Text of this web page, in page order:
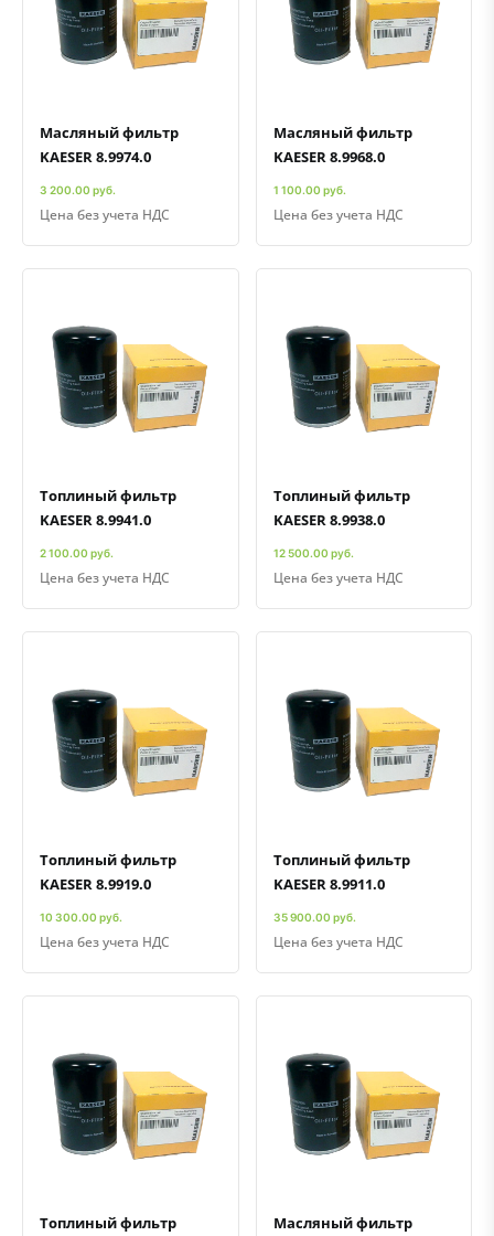
Быстрый просмотрДобавить к сравнению
Добавить в избранное
Масляный фильтр
KAESER 8.9974.0
3 200.00 руб.
Цена без учета НДС
Быстрый просмотрДобавить к сравнению
Добавить в избранное
Масляный фильтр
KAESER 8.9968.0
1 100.00 руб.
Цена без учета НДС
Быстрый просмотрДобавить к сравнению
Добавить в избранное
Топлиный фильтр
KAESER 8.9941.0
2 100.00 руб.
Цена без учета НДС
Быстрый просмотрДобавить к сравнению
Добавить в избранное
Топлиный фильтр
KAESER 8.9938.0
12 500.00 руб.
Цена без учета НДС
Быстрый просмотрДобавить к сравнению
Добавить в избранное
Топлиный фильтр
KAESER 8.9919.0
10 300.00 руб.
Цена без учета НДС
Быстрый просмотрДобавить к сравнению
Добавить в избранное
Топлиный фильтр
KAESER 8.9911.0
35 900.00 руб.
Цена без учета НДС
Быстрый просмотрДобавить к сравнению
Добавить в избранное
Топлиный фильтр
Быстрый просмотрДобавить к сравнению
Добавить в избранное
Масляный фильтр